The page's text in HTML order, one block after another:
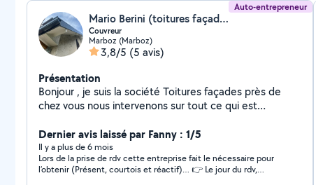
Auto-entrepreneur
Mario Berini (toitures façades)
Couvreur
Marboz (Marboz)
3,8/5 (5 avis)
Présentation
Bonjour , je suis la société Toitures façades près de
chez vous nous intervenons sur tout ce qui est
PVC Habillage, bandeau, aluminium
Dernier avis laissé par Fanny : 1/5
Il y a plus de 6 mois
Lors de la prise de rdv cette entreprise fait le nécessaire pour
l’obtenir (Présent, courtois et réactif)… 👉 Le jour du rdv,